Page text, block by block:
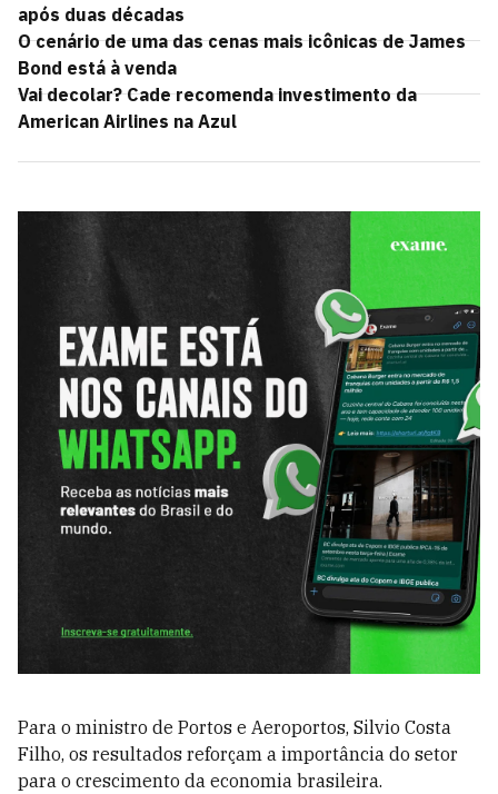
após duas décadas
O cenário de uma das cenas mais icônicas de James
Bond está à venda
Vai decolar? Cade recomenda investimento da
American Airlines na Azul
Para o ministro de Portos e Aeroportos, Silvio Costa
Filho, os resultados reforçam a importância do setor
para o crescimento da economia brasileira.